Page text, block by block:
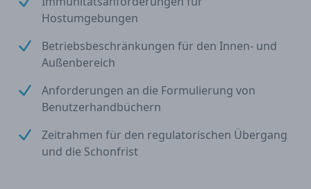
Hostumgebungen
Betriebsbeschränkungen für den Innen- und
Außenbereich
Anforderungen an die Formulierung von
Benutzerhandbüchern
Zeitrahmen für den regulatorischen Übergang
und die Schonfrist